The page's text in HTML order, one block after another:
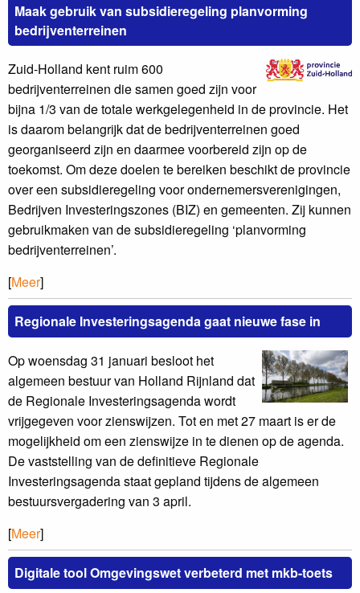
Maak gebruik van subsidieregeling planvorming
bedrijventerreinen
Zuid-Holland kent ruim 600
bedrijventerreinen die samen goed zijn voor
bijna 1/3 van de totale werkgelegenheid in de provincie. Het
is daarom belangrijk dat de bedrijventerreinen goed
georganiseerd zijn en daarmee voorbereid zijn op de
toekomst. Om deze doelen te bereiken beschikt de provincie
over een subsidieregeling voor ondernemersverenigingen,
Bedrijven Investeringszones (BIZ) en gemeenten. Zij kunnen
gebruikmaken van de subsidieregeling ‘planvorming
bedrijventerreinen’.
[Meer]
Regionale Investeringsagenda gaat nieuwe fase in
Op woensdag 31 januari besloot het
algemeen bestuur van Holland Rijnland dat
de Regionale Investeringsagenda wordt
vrijgegeven voor zienswijzen. Tot en met 27 maart is er de
mogelijkheid om een zienswijze in te dienen op de agenda.
De vaststelling van de definitieve Regionale
Investeringsagenda staat gepland tijdens de algemeen
bestuursvergadering van 3 april.
[Meer]
Digitale tool Omgevingswet verbeterd met mkb-toets